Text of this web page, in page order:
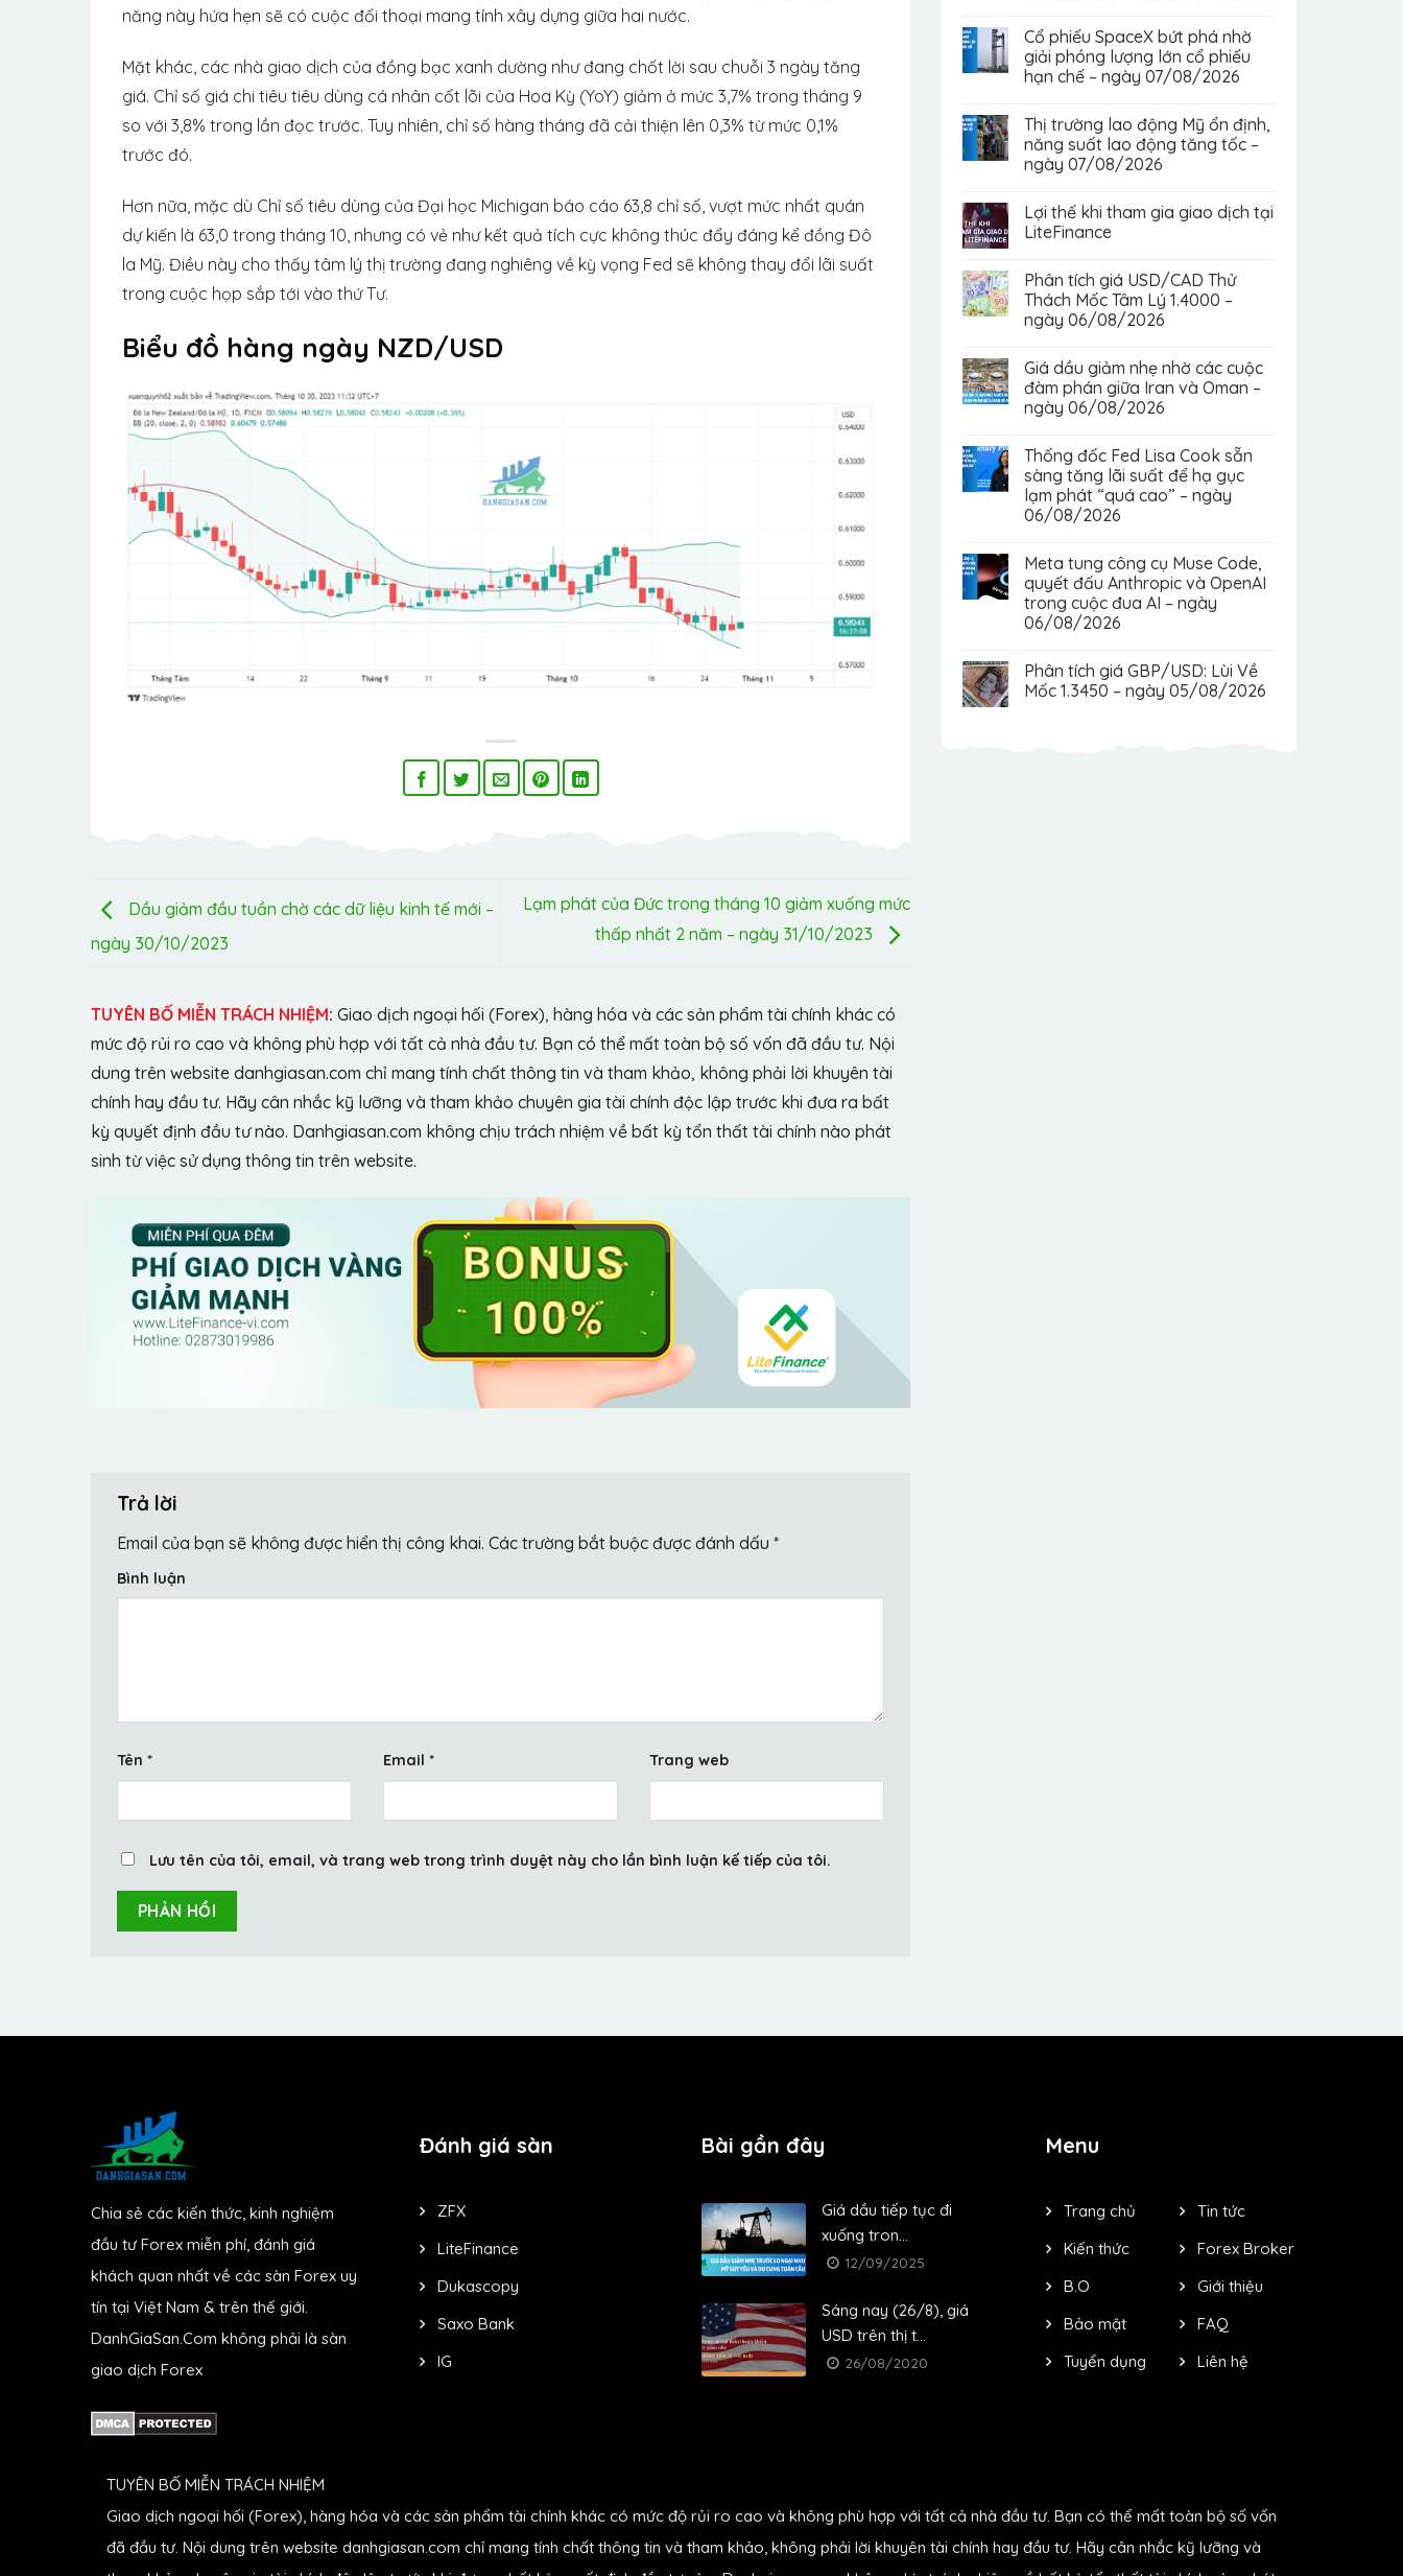
năng này hứa hẹn sẽ có cuộc đối thoại mang tính xây dựng giữa hai nước.
Mặt khác, các nhà giao dịch của đồng bạc xanh dường như đang chốt lời sau chuỗi 3 ngày tăng
giá. Chỉ số giá chi tiêu tiêu dùng cá nhân cốt lõi của Hoa Kỳ (YoY) giảm ở mức 3,7% trong tháng 9
so với 3,8% trong lần đọc trước. Tuy nhiên, chỉ số hàng tháng đã cải thiện lên 0,3% từ mức 0,1%
trước đó.
Hơn nữa, mặc dù Chỉ số tiêu dùng của Đại học Michigan báo cáo 63,8 chỉ số, vượt mức nhất quán
dự kiến ​​​​là 63,0 trong tháng 10, nhưng có vẻ như kết quả tích cực không thúc đẩy đáng kể đồng Đô
la Mỹ. Điều này cho thấy tâm lý thị trường đang nghiêng về kỳ vọng Fed sẽ không thay đổi lãi suất
trong cuộc họp sắp tới vào thứ Tư.
Biểu đồ hàng ngày NZD/USD
Dầu giảm đầu tuần chờ các dữ liệu kinh tế mới –
ngày 30/10/2023
Lạm phát của Đức trong tháng 10 giảm xuống mức
thấp nhất 2 năm – ngày 31/10/2023
TUYÊN BỐ MIỄN TRÁCH NHIỆM: Giao dịch ngoại hối (Forex), hàng hóa và các sản phẩm tài chính khác có
mức độ rủi ro cao và không phù hợp với tất cả nhà đầu tư. Bạn có thể mất toàn bộ số vốn đã đầu tư. Nội
dung trên website danhgiasan.com chỉ mang tính chất thông tin và tham khảo, không phải lời khuyên tài
chính hay đầu tư. Hãy cân nhắc kỹ lưỡng và tham khảo chuyên gia tài chính độc lập trước khi đưa ra bất
kỳ quyết định đầu tư nào. Danhgiasan.com không chịu trách nhiệm về bất kỳ tổn thất tài chính nào phát
sinh từ việc sử dụng thông tin trên website.
Trả lời
Email của bạn sẽ không được hiển thị công khai. Các trường bắt buộc được đánh dấu *
Bình luận
Tên * Email * Trang web
Lưu tên của tôi, email, và trang web trong trình duyệt này cho lần bình luận kế tiếp của tôi.
Cổ phiếu SpaceX bứt phá nhờ
giải phóng lượng lớn cổ phiếu
hạn chế – ngày 07/08/2026
Thị trường lao động Mỹ ổn định,
năng suất lao động tăng tốc –
ngày 07/08/2026
Lợi thế khi tham gia giao dịch tại
LiteFinance
Phân tích giá USD/CAD Thử
Thách Mốc Tâm Lý 1.4000 –
ngày 06/08/2026
Giá dầu giảm nhẹ nhờ các cuộc
đàm phán giữa Iran và Oman –
ngày 06/08/2026
Thống đốc Fed Lisa Cook sẵn
sàng tăng lãi suất để hạ gục
lạm phát “quá cao” – ngày
06/08/2026
Meta tung công cụ Muse Code,
quyết đấu Anthropic và OpenAI
trong cuộc đua AI – ngày
06/08/2026
Phân tích giá GBP/USD: Lùi Về
Mốc 1.3450 – ngày 05/08/2026
Chia sẻ các kiến thức, kinh nghiệm
đầu tư Forex miễn phí, đánh giá
khách quan nhất về các sàn Forex uy
tín tại Việt Nam & trên thế giới.
DanhGiaSan.Com không phải là sàn
giao dịch Forex
Đánh giá sàn
ZFX
LiteFinance
Dukascopy
Saxo Bank
IG
Bài gần đây
Giá dầu tiếp tục đi
xuống tron...
12/09/2025
Sáng nay (26/8), giá
USD trên thị t...
26/08/2020
Menu
Trang chủ
Tin tức
Kiến thức
Forex Broker
B.O
Giới thiệu
Bảo mật
FAQ
Tuyển dụng
Liên hệ
TUYÊN BỐ MIỄN TRÁCH NHIỆM
Giao dịch ngoại hối (Forex), hàng hóa và các sản phẩm tài chính khác có mức độ rủi ro cao và không phù hợp với tất cả nhà đầu tư. Bạn có thể mất toàn bộ số vốn
đã đầu tư. Nội dung trên website danhgiasan.com chỉ mang tính chất thông tin và tham khảo, không phải lời khuyên tài chính hay đầu tư. Hãy cân nhắc kỹ lưỡng và